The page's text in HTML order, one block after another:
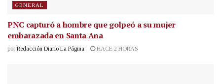
GENERAL
PNC capturó a hombre que golpeó a su mujer
embarazada en Santa Ana
por Redacción Diario La Página HACE 2 HORAS